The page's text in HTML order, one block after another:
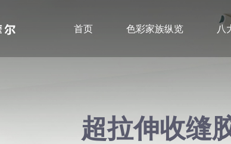
首页 色彩家族纵览 八
超拉伸收缝